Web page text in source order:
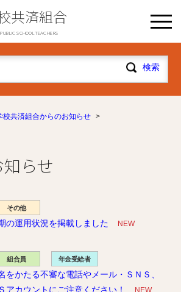
共済組合
SCHOOL TEACHERS
校共済組合からのお知らせ >
らせ
その他
の運用状況を掲載しました NEW
組合員 年金受給者
をかたる不審な電話やメール・ＳＮＳ、
アカウントにご注意ください！